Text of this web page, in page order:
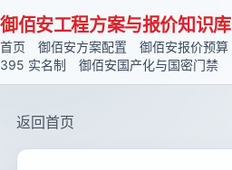
御佰安工程方案与报价知识库
首页 御佰安方案配置 御佰安报价预算
395 实名制
御佰安国产化与国密门禁
返回首页